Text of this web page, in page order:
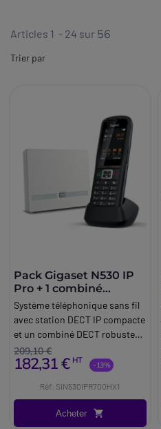
Articles 1 - 24 sur 56
Trier par
Pack Gigaset N530 IP
Pro + 1 combiné
Gigaset R700H Pro
Système téléphonique sans fil
avec station DECT IP compacte
et un combiné DECT robuste
certifié IP65.
209,10 €
182,31 € HT -13%
Réf: SIN530IPR700HX1
Acheter